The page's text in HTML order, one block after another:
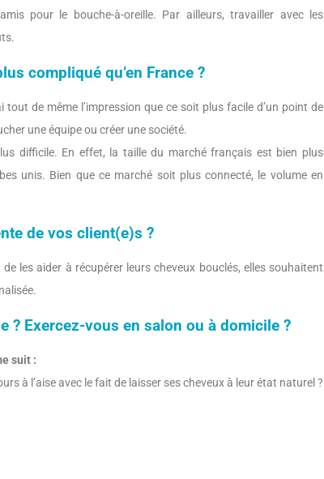
pour le bouche-à-oreille. Par ailleurs, travailler avec les
compliqué qu’en France ?
tout de même l’impression que ce soit plus facile d’un point de
une équipe ou créer une société.
difficile. En effet, la taille du marché français est bien plus
unis. Bien que ce marché soit plus connecté, le volume en
de vos client(e)s ?
les aider à récupérer leurs cheveux bouclés, elles souhaitent
? Exercez-vous en salon ou à domicile ?
suit :
à l’aise avec le fait de laisser ses cheveux à leur état naturel ?